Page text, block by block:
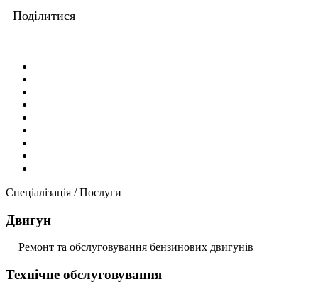
Поділитися
Спеціалізація / Послуги
Двигун
Ремонт та обслуговування бензинових двигунів
Технічне обслуговування